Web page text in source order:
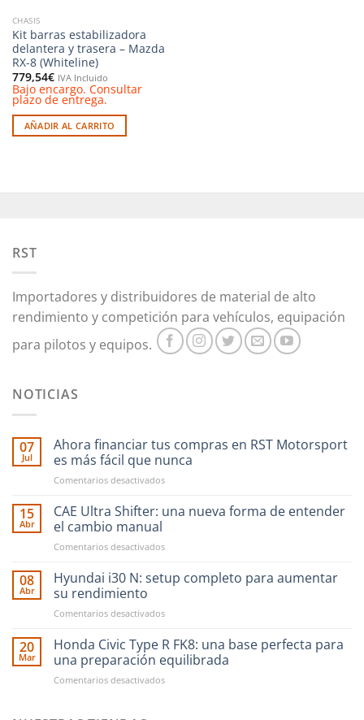
CHASIS
Kit barras estabilizadora
delantera y trasera – Mazda
RX-8 (Whiteline)
779,54€ IVA Incluido
Bajo encargo. Consultar
plazo de entrega.
AÑADIR AL CARRITO
RST
Importadores y distribuidores de material de alto
rendimiento y competición para vehículos, equipación
para pilotos y equipos.
NOTICIAS
07
Jul
Ahora financiar tus compras en RST Motorsport
es más fácil que nunca
Comentarios desactivadosen
financiar
en
Motorsport
fácil
nunca
15
Abr
CAE Ultra Shifter: una nueva forma de entender
el cambio manual
Comentarios desactivadosen
Ultra
Shifter:
nueva
de
entender
cambio
08
Abr
Hyundai i30 N: setup completo para aumentar
su rendimiento
Comentarios desactivadosen
i30
setup
completo
20
Mar
Honda Civic Type R FK8: una base perfecta para
una preparación equilibrada
Comentarios desactivadosen